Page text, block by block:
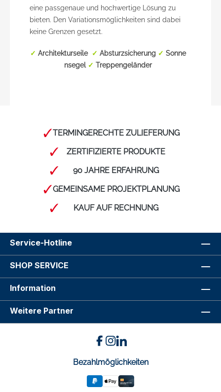
eine passgenaue und hochwertige Lösung zu
bieten. Den Variationsmöglichkeiten sind dabei
keine Grenzen gesetzt.
✓ Architekturseile ✓ Absturzsicherung ✓ Sonne
nsegel ✓ Treppengeländer
TERMINGERECHTE ZULIEFERUNG
ZERTIFIZIERTE PRODUKTE
90 JAHRE ERFAHRUNG
GEMEINSAME PROJEKTPLANUNG
KAUF AUF RECHNUNG
Service-Hotline
SHOP SERVICE
Information
Weitere Partner
Bezahlmöglichkeiten